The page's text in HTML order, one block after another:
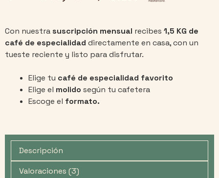
Con nuestra suscripción mensual recibes 1,5 KG de
café de especialidad directamente en casa, con un
tueste reciente y listo para disfrutar.
Elige tu café de especialidad favorito
Elige el molido según tu cafetera
Escoge el formato.
Descripción
Valoraciones (3)